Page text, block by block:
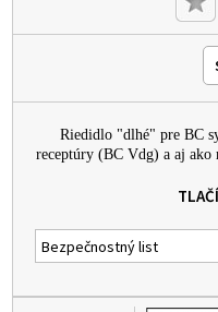
Riedidlo "dlhé" pre BC
receptúry (BC Vdg) a aj ako
Bezpečnostný list